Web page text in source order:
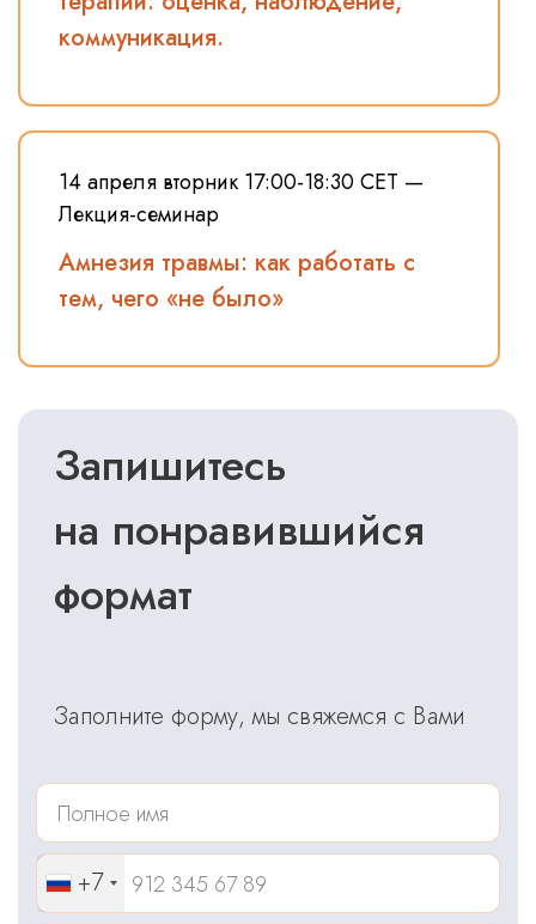
коммуникация.
14 апреля вторник 17:00-18:30 СЕТ —
Лекция-семинар
Амнезия травмы: как работать с
тем, чего «не было»
Запишитесь
на понравившийся
формат
Заполните форму, мы свяжемся с Вами
+7